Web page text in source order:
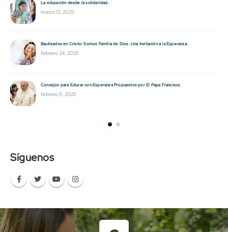
Ecosistema CREO: un Camino de Transformación inclusiva, humana y sostenible.
noviembre 29, 2024
Educar para cuidar la vida: una apuesta al futuro.
noviembre 29, 2024
Bulling y acoso escolar: La educación emocional como estrategia de prevención.
noviembre 14, 2024
Síguenos